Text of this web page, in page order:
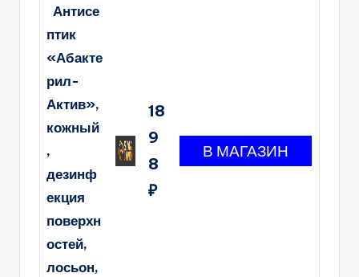
Антисе
птик
«Абакте
рил-
Актив»,
кожный
,
дезинф
екция
поверхн
остей,
лосьон,
18
9
8
₽